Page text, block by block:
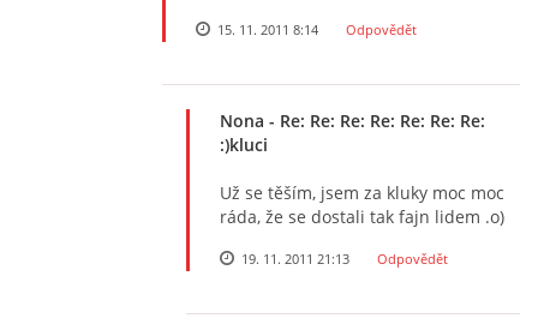
15. 11. 2011 8:14 Odpovědět
Nona - Re: Re: Re: Re: Re: Re: Re:
:)kluci
Už se těším, jsem za kluky moc moc
ráda, že se dostali tak fajn lidem .o)
19. 11. 2011 21:13 Odpovědět